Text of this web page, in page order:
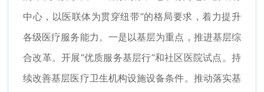
中心，以医联体为贯穿纽带”的格局要求，着力提升
各级医疗服务能力。一是以基层为重点，推进基层综
合改革。开展“优质服务基层行”和社区医院试点。持
续改善基层医疗卫生机构设施设备条件。推动落实基